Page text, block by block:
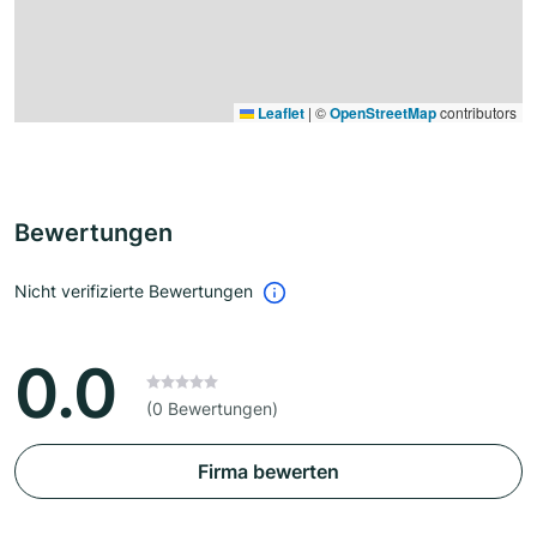
Leaflet | ©OpenStreetMapcontributors
Bewertungen
Nicht verifizierte Bewertungen
0.0 (0 Bewertungen)
Firma bewerten